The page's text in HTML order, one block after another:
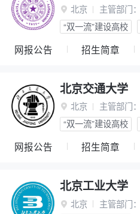
 北京 主管部门：
“双一流”建设高校
网报公告 招生简章
北京交通大学
 北京 主管部门：
“双一流”建设高校
网报公告 招生简章
北京工业大学
 北京 主管部门：